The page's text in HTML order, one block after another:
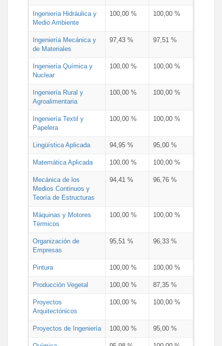
Ingeniería Hidráulica y
Medio Ambiente
100,00 % 100,00 %
Ingeniería Mecánica y
de Materiales
97,43 % 97,51 %
Ingeniería Química y
Nuclear
100,00 % 100,00 %
Ingeniería Rural y
Agroalimentaria
100,00 % 100,00 %
Ingeniería Textil y
Papelera
100,00 % 100,00 %
Lingüística Aplicada 94,95 % 95,00 %
Matemática Aplicada 100,00 % 100,00 %
Mecánica de los
Medios Continuos y
Teoría de Estructuras
94,41 % 96,76 %
Máquinas y Motores
Térmicos
100,00 % 100,00 %
Organización de
Empresas
95,51 % 96,33 %
Pintura 100,00 % 100,00 %
Producción Vegetal 100,00 % 87,35 %
Proyectos
Arquitectónicos
100,00 % 100,00 %
Proyectos de Ingeniería 100,00 % 95,00 %